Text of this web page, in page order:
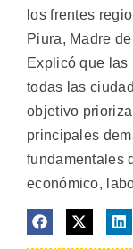
los frentes
Piura, Madre
Explicó que
todas las
objetivo
principales
fundamentales
económico,